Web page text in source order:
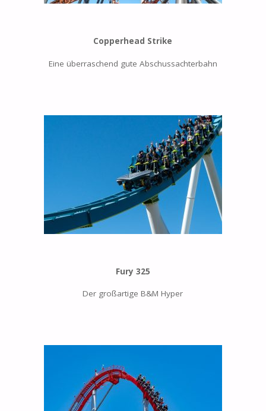
Copperhead Strike
Eine überraschend gute Abschussachterbahn
Fury 325
Der großartige B&M Hyper